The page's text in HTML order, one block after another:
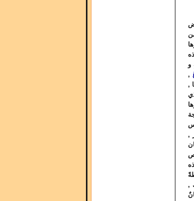
و
,
,
,
,